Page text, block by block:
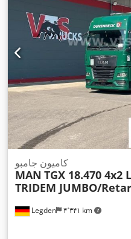
Legden ۴٬۳۴۱ km
کامیون جامبو
MAN TGX 18.470 4x2
TRIDEM JUMBO/